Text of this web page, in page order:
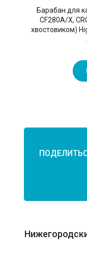
Барабан для
CF280A/X,
хвостовиком)